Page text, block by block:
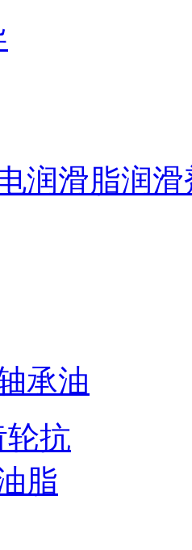
润滑脂润滑
承油